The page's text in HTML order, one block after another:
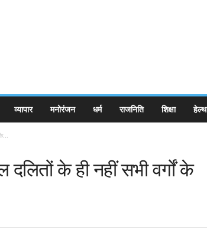
व्यापार मनोरंजन धर्म राजनिति शिक्षा हेल्थ
के ही नहीं सभी वर्गों के